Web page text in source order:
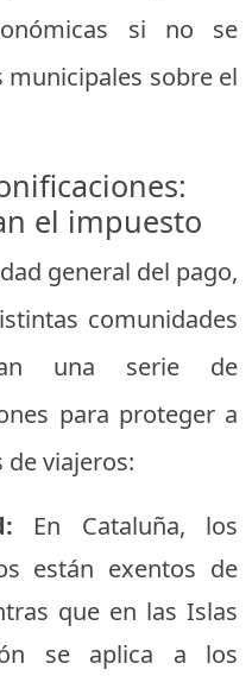
si no se
municipales sobre el
el impuesto
general del pago,
comunidades
una serie de
para proteger a
viajeros:
En Cataluña, los
están exentos de
que en las Islas
se aplica a los